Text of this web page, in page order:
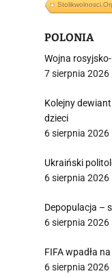
POLONIA
Wojna
7 sierpnia 2026
Kolejny
dzieci
6 sierpnia 2026
Ukraiński
6 sierpnia 2026
Depopulacja –
6 sierpnia 2026
FIFA wpadła
6 sierpnia 2026